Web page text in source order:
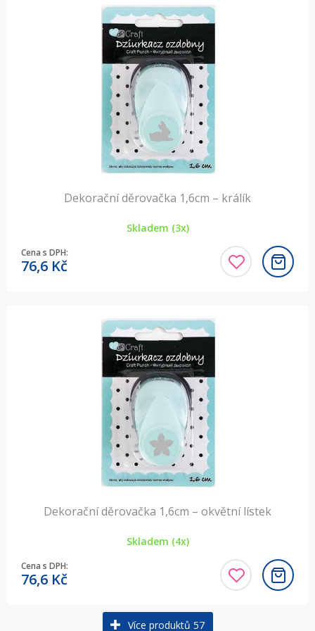
Dekorační děrovačka 1,6cm – králík
Skladem (3x)
Cena s DPH:
76,6 Kč
Dekorační děrovačka 1,6cm – okvětní lístek
Skladem (4x)
Cena s DPH:
76,6 Kč
Více produktů 57